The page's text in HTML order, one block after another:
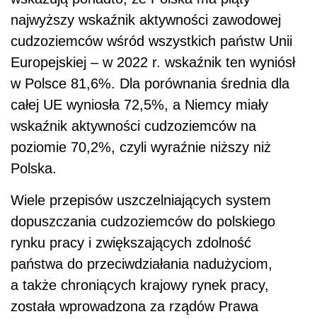
najwyższy wskaźnik aktywności zawodowej
cudzoziemców wśród wszystkich państw Unii
Europejskiej – w 2022 r. wskaźnik ten wyniósł
w Polsce 81,6%. Dla porównania średnia dla
całej UE wyniosła 72,5%, a Niemcy miały
wskaźnik aktywności cudzoziemców na
poziomie 70,2%, czyli wyraźnie niższy niż
Polska.
Wiele przepisów uszczelniających system
dopuszczania cudzoziemców do polskiego
rynku pracy i zwiększających zdolność
państwa do przeciwdziałania nadużyciom,
a także chroniących krajowy rynek pracy,
została wprowadzona za rządów Prawa